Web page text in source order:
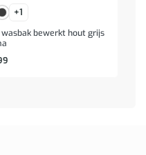
+1
bewerkt hout grijs